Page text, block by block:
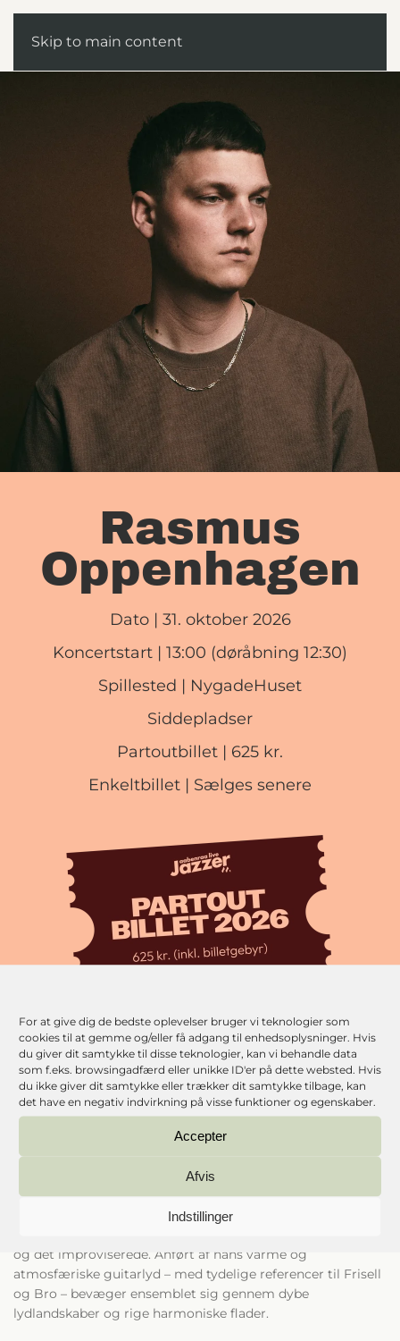
For at give dig de bedste oplevelser bruger vi teknologier som
cookies til at gemme og/eller få adgang til enhedsoplysninger. Hvis
du giver dit samtykke til disse teknologier, kan vi behandle data
som f.eks. browsingadfærd eller unikke ID'er på dette websted. Hvis
du ikke giver dit samtykke eller trækker dit samtykke tilbage, kan
det have en negativ indvirkning på visse funktioner og egenskaber.
Accepter
Afvis
Indstillinger
Skip to main content
Rasmus
Oppenhagen
Dato | 31. oktober 2026
Koncertstart | 13:00 (døråbning 12:30)
Spillested | NygadeHuset
Siddepladser
Partoutbillet | 625 kr.
Enkeltbillet | Sælges senere
Klik for at acceptere marketingcookies og
aktivere dette indhold
K ompositorisk bevæger Krogh sig i krydsfeltet
mellem stramme rytmiske forløb og åbne rubato-
og det improviserede. Anført af hans varme og
atmosfæriske guitarlyd – med tydelige referencer til Frisell
og Bro – bevæger ensemblet sig gennem dybe
lydlandskaber og rige harmoniske flader.